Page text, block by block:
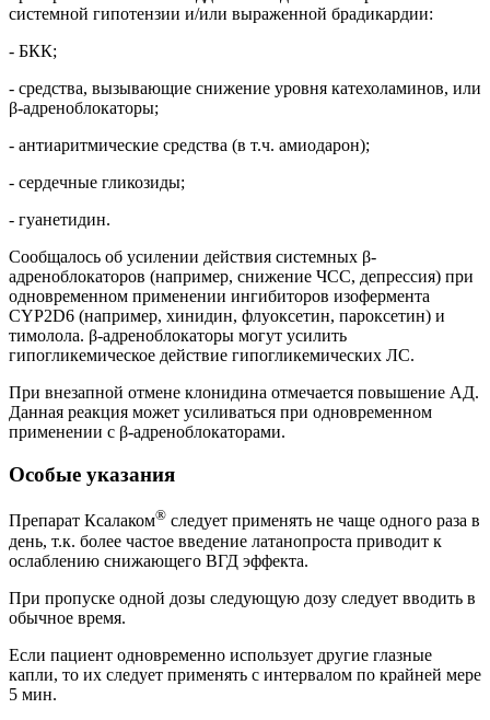
системной гипотензии и/или выраженной брадикардии:
- БКК;
- средства, вызывающие снижение уровня катехоламинов, или
β-адреноблокаторы;
- антиаритмические средства (в т.ч. амиодарон);
- сердечные гликозиды;
- гуанетидин.
Сообщалось об усилении действия системных β-
адреноблокаторов (например, снижение ЧСС, депрессия) при
одновременном применении ингибиторов изофермента
CYP2D6 (например, хинидин, флуоксетин, пароксетин) и
тимолола. β-адреноблокаторы могут усилить
гипогликемическое действие гипогликемических ЛС.
При внезапной отмене клонидина отмечается повышение АД.
Данная реакция может усиливаться при одновременном
применении с β-адреноблокаторами.
Особые указания
Препарат Ксалаком® следует применять не чаще одного раза в
день, т.к. более частое введение латанопроста приводит к
ослаблению снижающего ВГД эффекта.
При пропуске одной дозы следующую дозу следует вводить в
обычное время.
Если пациент одновременно использует другие глазные
капли, то их следует применять с интервалом по крайней мере
5 мин.